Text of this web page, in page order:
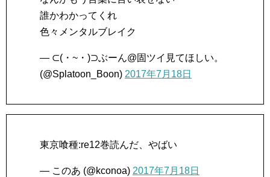
誰かわかってくれ
色々メンタルブレイク
— ⊂(・~・)⊃ぶーん@固ツイ見てほしい。
(@Splatoon_Boon) 2017年7月18日
東京喰種:re12巻読んだ、やばい
— このあ (@kconoa) 2017年7月18日